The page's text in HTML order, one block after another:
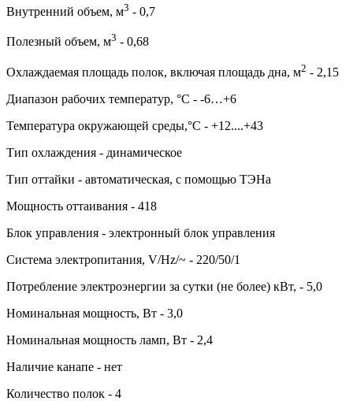
Внутренний объем, м3 - 0,7
Полезный объем, м3 - 0,68
Охлаждаемая площадь полок, включая площадь дна, м2 - 2,15
Диапазон рабочих температур, °C - -6…+6
Температура окружающей среды,°C - +12....+43
Тип охлаждения - динамическое
Тип оттайки - автоматическая, с помощью ТЭНа
Мощность оттаивания - 418
Блок управления - электронный блок управления
Система электропитания, V/Hz/~ - 220/50/1
Потребление электроэнергии за сутки (не более) кВт, - 5,0
Номинальная мощность, Вт - 3,0
Номинальная мощность ламп, Вт - 2,4
Наличие канапе - нет
Количество полок - 4